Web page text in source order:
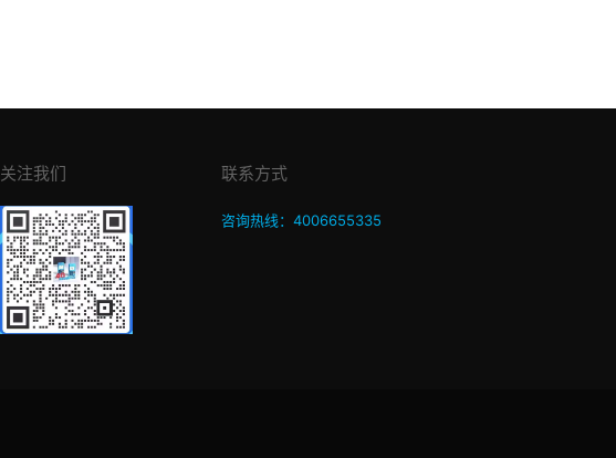
关注我们 联系方式
咨询热线：4006655335